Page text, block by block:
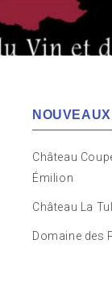
Château
Émilion
Château La
Domaine des